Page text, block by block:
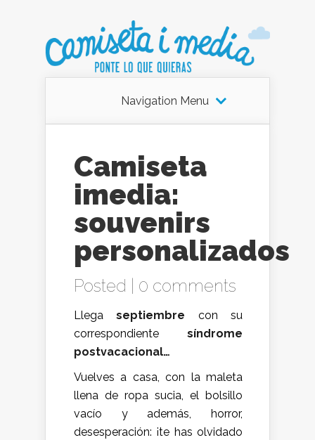
Navigation Menu
Camiseta
imedia:
souvenirs
personalizados
Posted | 0 comments
Llegaseptiembre con su
correspondiente síndrome
postvacacional…
Vuelves a casa, con la maleta
llena de ropa sucia, el bolsillo
vacío y además, horror,
desesperación: ¡te has olvidado